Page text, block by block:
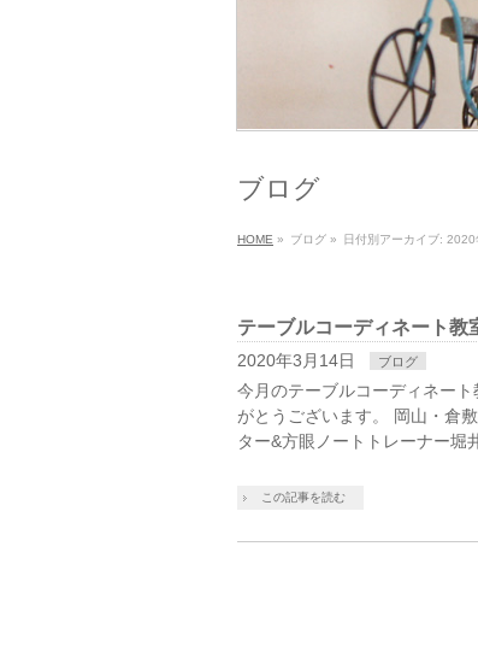
ブログ
HOME » ブログ » 日付別アーカイブ: 2020
テーブルコーディネート教
2020年3月14日 ブログ
今月のテーブルコーディネー
がとうございます。 岡山・倉
ター&方眼ノートトレーナー堀
この記事を読む